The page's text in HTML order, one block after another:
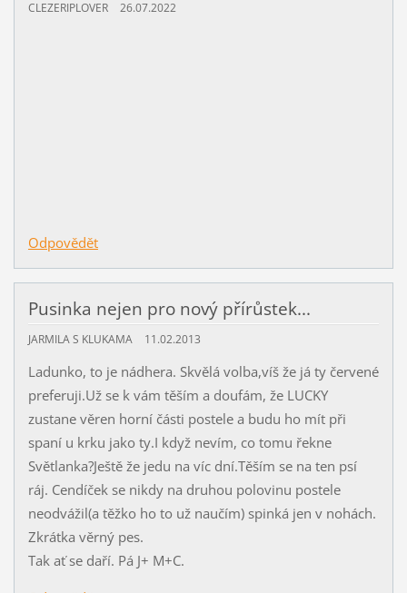
CLEZERIPLOVER 26.07.2022
Odpovědět
Pusinka nejen pro nový přírůstek...
JARMILA S KLUKAMA 11.02.2013
Ladunko, to je nádhera. Skvělá volba,víš že já ty červené
preferuji.Už se k vám těším a doufám, že LUCKY
zustane věren horní části postele a budu ho mít při
spaní u krku jako ty.I když nevím, co tomu řekne
Světlanka?Ještě že jedu na víc dní.Těším se na ten psí
ráj. Cendíček se nikdy na druhou polovinu postele
neodvážil(a těžko ho to už naučím) spinká jen v nohách.
Zkrátka věrný pes.
Tak ať se daří. Pá J+ M+C.